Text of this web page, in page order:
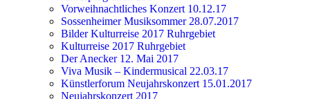
Vorweihnachtliches Konzert 10.12.17
Sossenheimer Musiksommer 28.07.2017
Bilder Kulturreise 2017 Ruhrgebiet
Kulturreise 2017 Ruhrgebiet
Der Anecker 12. Mai 2017
Viva Musik – Kindermusical 22.03.17
Künstlerforum Neujahrskonzert 15.01.2017
Neujahrskonzert 2017